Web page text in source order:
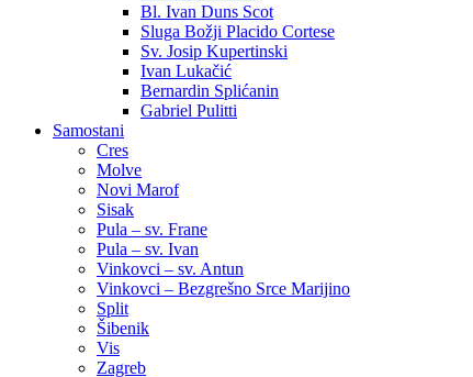
Bl. Ivan Duns Scot
Sluga Božji Placido Cortese
Sv. Josip Kupertinski
Ivan Lukačić
Bernardin Splićanin
Gabriel Pulitti
Samostani
Cres
Molve
Novi Marof
Sisak
Pula – sv. Frane
Pula – sv. Ivan
Vinkovci – sv. Antun
Vinkovci – Bezgrešno Srce Marijino
Split
Šibenik
Vis
Zagreb